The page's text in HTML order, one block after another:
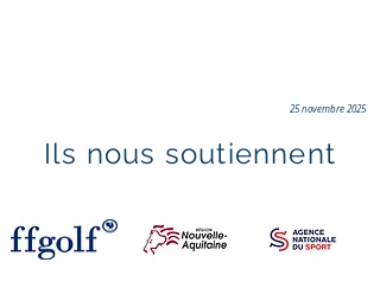
25 novembre 2025
Ils nous soutiennent